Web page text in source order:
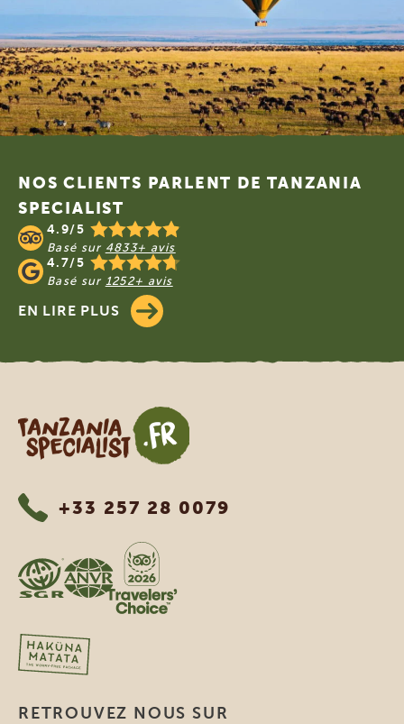
NOS CLIENTS PARLENT DE TANZANIA
SPECIALIST
4.9/5
Basé sur 4833+ avis
4.7/5
Basé sur 1252+ avis
EN LIRE PLUS
Tanzania Specialist
+33 257 28 0079
RETROUVEZ NOUS SUR